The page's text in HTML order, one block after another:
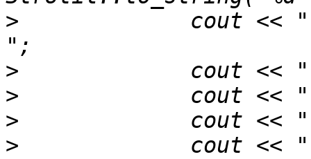
>
cout <<
>
>
>
>
cout <<